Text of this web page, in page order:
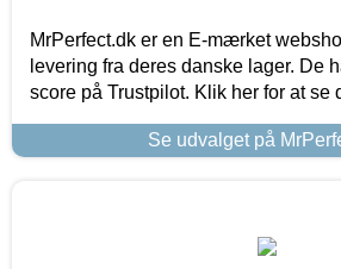
MrPerfect.dk er en E-mærket
levering fra deres danske lager. De
score på Trustpilot. Klik her for at se
Se udvalget på